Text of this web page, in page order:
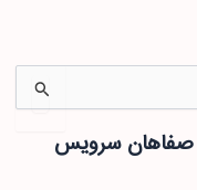
صفاهان سرویس